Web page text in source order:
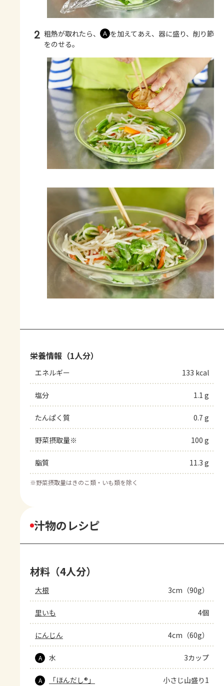
2 粗熱が取れたら、 Ａ を加えてあえ、器に盛り、削り節
をのせる。
栄養情報（1人分）
エネルギー 133 kcal
塩分 1.1 g
たんぱく質 0.7 g
野菜摂取量※ 100 g
脂質 11.3 g
※野菜摂取量はきのこ類・いも類を除く
汁物のレシピ
材料（4人分）
大根 3cm（90g）
里いも 4個
にんじん 4cm（60g）
A 水 3カップ
A 「ほんだし®」 小さじ山盛り1